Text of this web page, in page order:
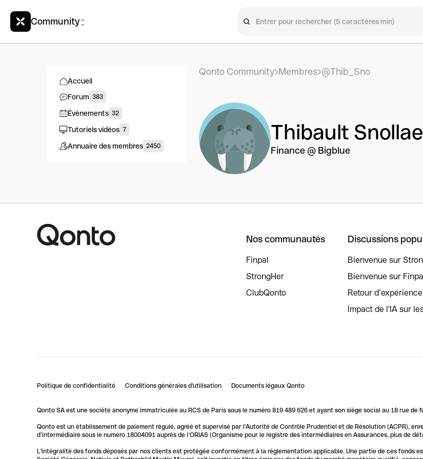
Community
Accueil
Forum 383
Évènements 32
Tutoriels vidéos 7
Annuaire des membres 2450
Qonto Community Membres @Thib_Sno
Thibault
Finance @ Bigblue
Nos communautés
Finpal
StrongHer
ClubQonto
Discussions
Bienvenue sur
Bienvenue sur
Retour
Impact de l'IA sur
Politique de confidentialité Conditions générales d'utilisation Documents légaux Qonto
Qonto SA est une société anonyme immatriculée au RCS de Paris sous le numéro 819 489 626 et ayant son siège social au 18 rue de
Qonto est un établissement de paiement régulé, agréé et supervisé par l'Autorité de Contrôle Prudentiel et de Résolution (ACPR),
d’intermédiaire sous le numéro 18004091 auprès de l’ORIAS (Organisme pour le registre des intermédiaires en Assurances, plus de
L'intégralité des fonds déposés par nos clients est protégée conformément à la réglementation applicable. Une partie de ces fonds